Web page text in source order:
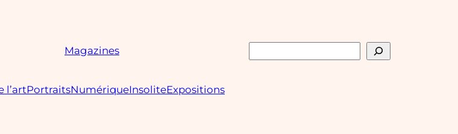
Magazines Rechercher
l’artPortraitsNumériqueInsoliteExpositions